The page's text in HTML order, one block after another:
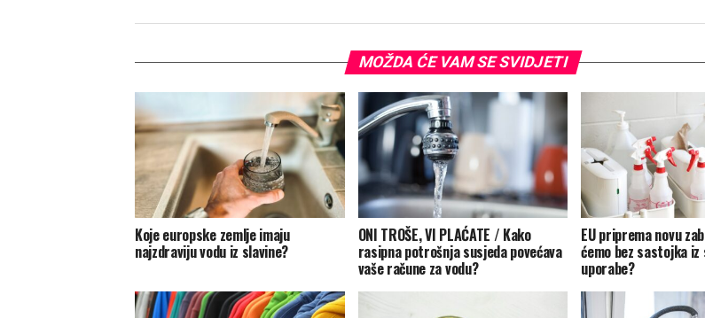
MOŽDA ĆE VAM SE SVIDJETI
Koje europske zemlje imaju
najzdraviju vodu iz slavine?
ONI TROŠE, VI PLAĆATE / Kako
rasipna potrošnja susjeda povećava
vaše račune za vodu?
EU priprema novu
ćemo bez sastojka iz
uporabe?